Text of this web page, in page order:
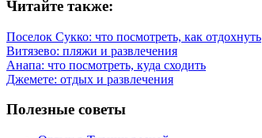
Читайте также:
Поселок Сукко: что посмотреть, как отдохнуть
Витязево: пляжи и развлечения
Анапа: что посмотреть, куда сходить
Джемете: отдых и развлечения
Полезные советы